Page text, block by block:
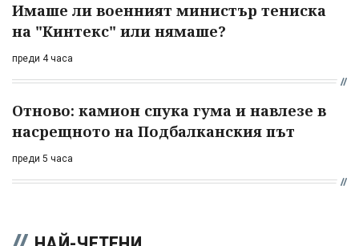
Имаше ли военният министър тениска
на "Кинтекс" или нямаше?
преди 4 часа
Отново: камион спука гума и навлезе в
насрещното на Подбалканския път
преди 5 часа